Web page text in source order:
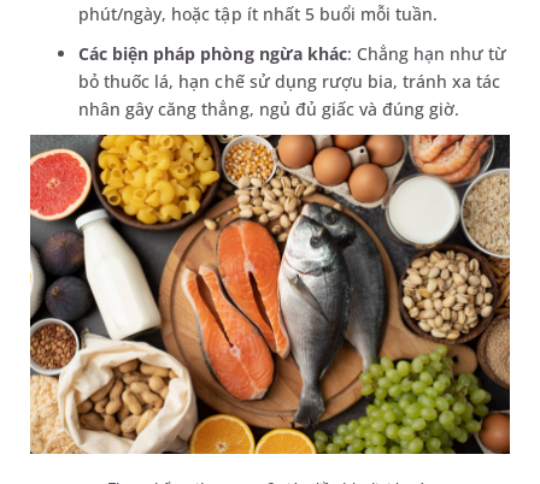
phút/ngày, hoặc tập ít nhất 5 buổi mỗi tuần.
Các biện pháp phòng ngừa khác: Chẳng hạn như từ
bỏ thuốc lá, hạn chế sử dụng rượu bia, tránh xa tác
nhân gây căng thẳng, ngủ đủ giấc và đúng giờ.